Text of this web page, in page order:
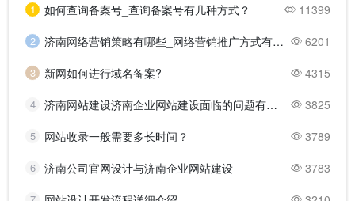
1 11399
如何查询备案号_查询备案号有几种方式？
2 6201
济南网络营销策略有哪些_网络营销推广方式有哪些？
3 4315
新网如何进行域名备案?
4 3825
济南网站建设济南企业网站建设面临的问题有哪些？
5 3789
网站收录一般需要多长时间？
6 3783
济南公司官网设计与济南企业网站建设